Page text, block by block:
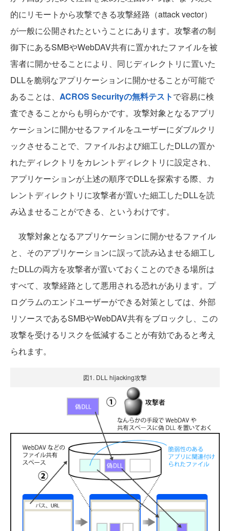
的にリモートから攻撃できる攻撃経路（attack vector）
が一般に公開されたということにあります。攻撃者の制
御下にあるSMBやWebDAV共有に置かれたファイルを被
害者に開かせることにより、同じディレクトリに置いた
DLLを脆弱なアプリケーションに開かせることが可能で
あることは、 ACROS Securityの無料テストで容易に検
査できることからも明らかです。攻撃対象となるアプリ
ケーションに開かせるファイルをユーザーにダブルクリ
ックさせることで、ファイルおよび細工したDLLの置か
れたディレクトリをカレントディレクトリに設定され、
アプリケーションが上述の順序でDLLを探索する際、カ
レントディレクトリに攻撃者が置いた細工したDLLを読
み込ませることができる、というわけです。
攻撃対象となるアプリケーションに開かせるファイル
と、そのアプリケーションに誤って読み込ませる細工し
たDLLの両方を攻撃者が置いておくことのできる場所は
すべて、攻撃経路として悪用される恐れがあります。プ
ログラムのエンドユーザーができる対策としては、外部
リソースであるSMBやWebDAV共有をブロックし、この
攻撃を受けるリスクを低減することが有効であると考え
られます。
図1. DLL hijacking攻撃